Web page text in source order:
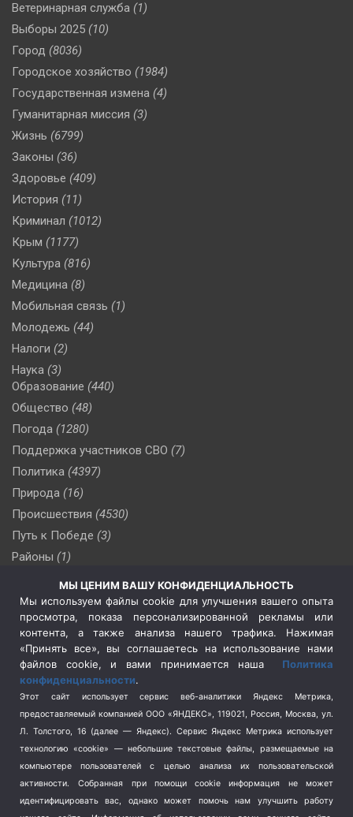
Ветеринарная служба (1)
Выборы 2025 (10)
Город (8036)
Городское хозяйство (1984)
Государственная измена (4)
Гуманитарная миссия (3)
Жизнь (6799)
Законы (36)
Здоровье (409)
История (11)
Криминал (1012)
Крым (1177)
Культура (816)
Медицина (8)
Мобильная связь (1)
Молодежь (44)
Налоги (2)
Наука (3)
Образование (440)
Общество (48)
Погода (1280)
Поддержка участников СВО (7)
Политика (4397)
Природа (16)
Происшествия (4530)
Путь к Победе (3)
Районы (1)
(510)
Сельское хозяйство (3)
Социальная политика
(3)
Спецоперация в Украине
Спецоперация на Украине
(404)
Спорт (740)
Терроризм (1)
Транспорт (262)
Туризм (178)
Флот (76)
МЫ ЦЕНИМ ВАШУ КОНФИДЕНЦИАЛЬНОСТЬ
Мы используем файлы cookie для улучшения вашего опыта
просмотра, показа персонализированной рекламы или
контента, а также анализа нашего трафика. Нажимая
«Принять все», вы соглашаетесь на использование нами
файлов cookie, и вами принимается наша Политика
конфиденциальности.
Этот сайт использует сервис веб-аналитики Яндекс Метрика,
предоставляемый компанией ООО «ЯНДЕКС», 119021, Россия, Москва, ул.
Л. Толстого, 16 (далее — Яндекс). Сервис Яндекс Метрика использует
технологию «cookie» — небольшие текстовые файлы, размещаемые на
компьютере пользователей с целью анализа их пользовательской
активности.
Собранная при помощи cookie информация не может
идентифицировать вас, однако может помочь нам улучшить работу